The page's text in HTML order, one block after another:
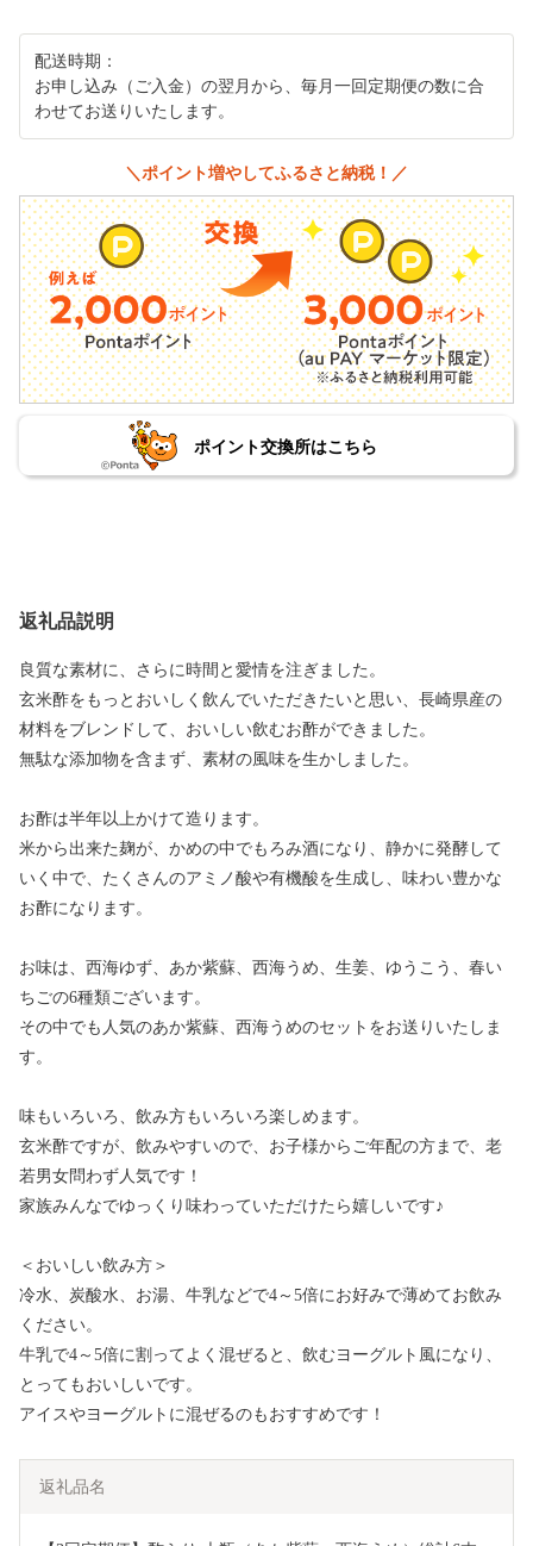
配送時期：
お申し込み（ご入金）の翌月から、毎月一回定期便の数に合
わせてお送りいたします。
＼ポイント増やしてふるさと納税！／
ポイント交換所はこちら
返礼品説明
良質な素材に、さらに時間と愛情を注ぎました。
玄米酢をもっとおいしく飲んでいただきたいと思い、長崎県産の
材料をブレンドして、おいしい飲むお酢ができました。
無駄な添加物を含まず、素材の風味を生かしました。
お酢は半年以上かけて造ります。
米から出来た麹が、かめの中でもろみ酒になり、静かに発酵して
いく中で、たくさんのアミノ酸や有機酸を生成し、味わい豊かな
お酢になります。
お味は、西海ゆず、あか紫蘇、西海うめ、生姜、ゆうこう、春い
ちごの6種類ございます。
その中でも人気のあか紫蘇、西海うめのセットをお送りいたしま
す。
味もいろいろ、飲み方もいろいろ楽しめます。
玄米酢ですが、飲みやすいので、お子様からご年配の方まで、老
若男女問わず人気です！
家族みんなでゆっくり味わっていただけたら嬉しいです♪
＜おいしい飲み方＞
冷水、炭酸水、お湯、牛乳などで4～5倍にお好みで薄めてお飲み
ください。
牛乳で4～5倍に割ってよく混ぜると、飲むヨーグルト風になり、
とってもおいしいです。
アイスやヨーグルトに混ぜるのもおすすめです！
返礼品名